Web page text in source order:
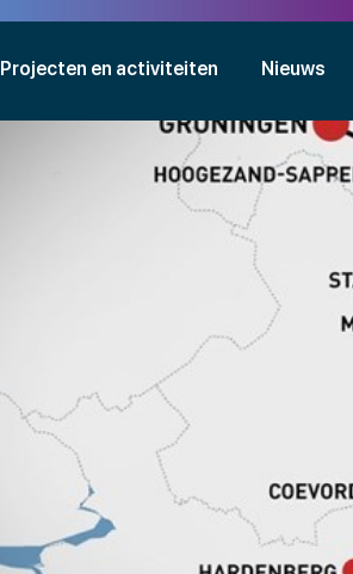
Projecten en activiteiten Nieuws